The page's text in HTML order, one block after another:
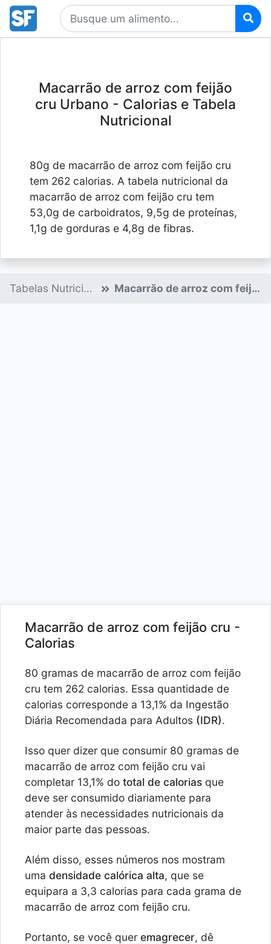
Macarrão de arroz com feijão
cru Urbano - Calorias e Tabela
Nutricional
80g de macarrão de arroz com feijão cru
tem 262 calorias. A tabela nutricional da
macarrão de arroz com feijão cru tem
53,0g de carboidratos, 9,5g de proteínas,
1,1g de gorduras e 4,8g de fibras.
Tabelas Nutricionais Macarrão de arroz com feijão cru
Macarrão de arroz com feijão cru -
Calorias
80 gramas de macarrão de arroz com feijão
cru tem 262 calorias. Essa quantidade de
calorias corresponde a 13,1% da Ingestão
Diária Recomendada para Adultos (IDR).
Isso quer dizer que consumir 80 gramas de
macarrão de arroz com feijão cru vai
completar 13,1% do total de calorias que
deve ser consumido diariamente para
atender às necessidades nutricionais da
maior parte das pessoas.
Além disso, esses números nos mostram
uma densidade calórica alta, que se
equipara a 3,3 calorias para cada grama de
macarrão de arroz com feijão cru.
Portanto, se você quer emagrecer, dê